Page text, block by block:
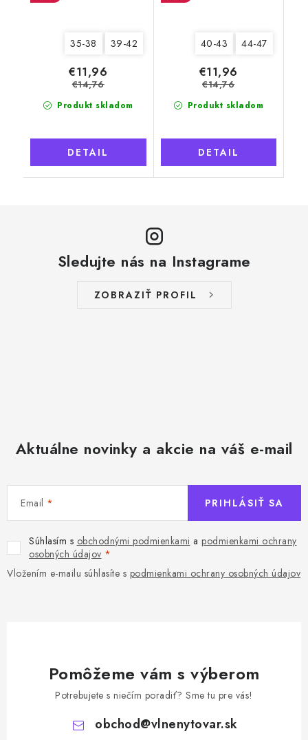
35-38 39-42
Produkt skladom
€11,96
€14,76
DETAIL
40-43 44-47
Produkt skladom
€11,96
€14,76
DETAIL
Sledujte nás na Instagrame
ZOBRAZIŤ PROFIL
Aktuálne novinky a akcie na váš e-mail
Email
Súhlasím s obchodnými podmienkami a podmienkami ochrany
osobných údajov
Vložením e-mailu súhlasíte s podmienkami ochrany osobných údajov
PRIHLÁSIŤ SA
Pomôžeme vám s výberom
Potrebujete s niečím poradiť? Sme tu pre vás!
obchod@vlnenytovar.sk